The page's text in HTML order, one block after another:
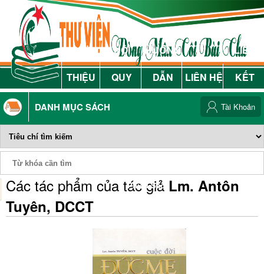
GIỚI
THIỆU
NỘI
QUY
HƯỚNG
DẪN
LIÊN HỆ
LIÊN
KẾT
DANH MỤC SÁCH
Phiếu Sách
Tài Khoản
Các tác phẩm của tác giả Lm. Antôn
Tuyên, DCCT